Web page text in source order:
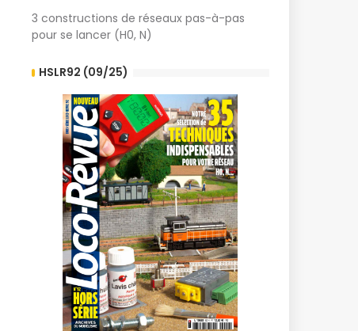
3 constructions de réseaux pas-à-pas
pour se lancer (H0, N)
HSLR92 (09/25)